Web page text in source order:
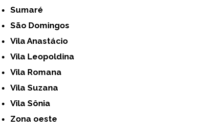
Sumaré
São Domingos
Vila Anastácio
Vila Leopoldina
Vila Romana
Vila Suzana
Vila Sônia
Zona oeste